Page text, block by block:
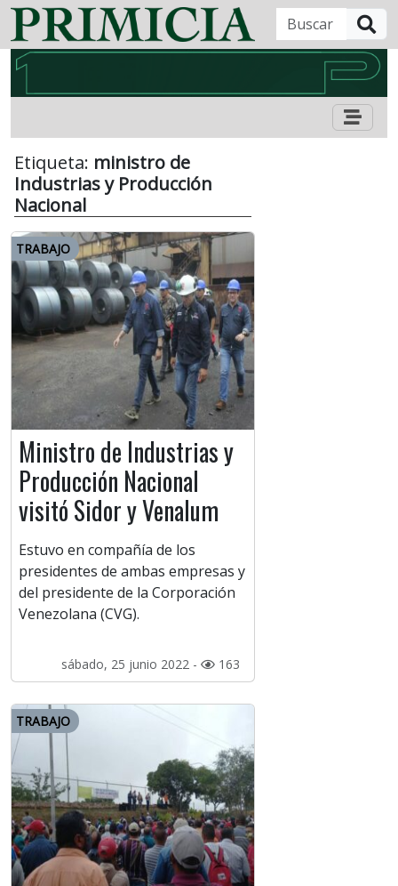
Etiqueta: ministro de
Industrias y Producción
Nacional
TRABAJO
Ministro de Industrias y
Producción Nacional
visitó Sidor y Venalum
Estuvo en compañía de los
presidentes de ambas empresas y
del presidente de la Corporación
Venezolana (CVG).
sábado, 25 junio 2022 - 163
TRABAJO